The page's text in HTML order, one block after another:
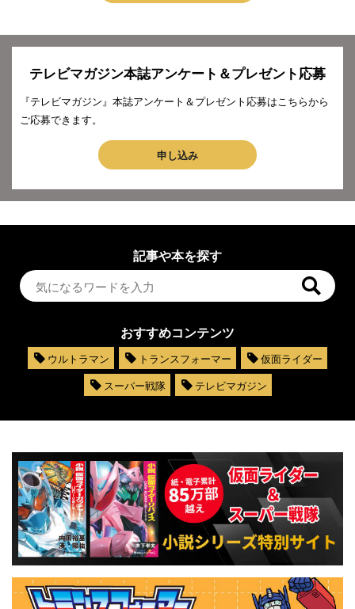
テレビマガジン本誌アンケート＆プレゼント応募
『テレビマガジン』本誌アンケート＆プレゼント応募はこちらから
ご応募できます。
申し込み
記事や本を探す
おすすめコンテンツ
ウルトラマン トランスフォーマー
仮面ライダー
スーパー戦隊
テレビマガジン